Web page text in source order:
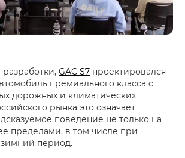
GAC S7 проектировался
премиального класса с
дорожных и климатических
рынка это означает
поведение не только на
пределами, в том числе при
период.